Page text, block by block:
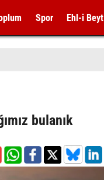
Spor Ehl-i Beyt
bulanık